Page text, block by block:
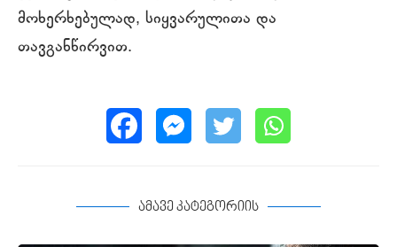
მოხერხებულად, სიყვარულითა და
თავგანწირვით.
ამავე კატეგორიის